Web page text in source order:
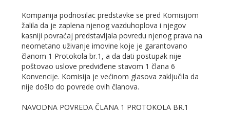
Kompanija podnosilac predstavke se pred Komisijom
žalila da je zaplena njenog vazduhoplova i njegov
kasniji povraćaj predstavljala povredu njenog prava na
neometano uživanje imovine koje je garantovano
članom 1 Protokola br.1, a da dati postupak nije
poštovao uslove predviđene stavom 1 člana 6
Konvencije. Komisija je većinom glasova zaključila da
nije došlo do povrede ovih članova.
NAVODNA POVREDA ČLANA 1 PROTOKOLA BR.1